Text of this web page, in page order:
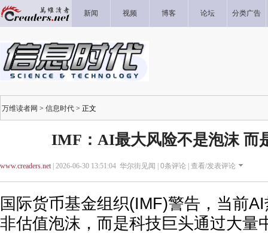
新闻 视频 博客 论坛 分类广告
万维读者网 > 信息时代 > 正文
IMF：AI最大风险不是泡沫 而
www.creaders.net| 2026-06-30 13:51:04 华尔街见闻 | 0条评论 | 查看/发表评论
国际货币基金组织(IMF)警告，当前
非估值泡沫，而是科技巨头通过大量